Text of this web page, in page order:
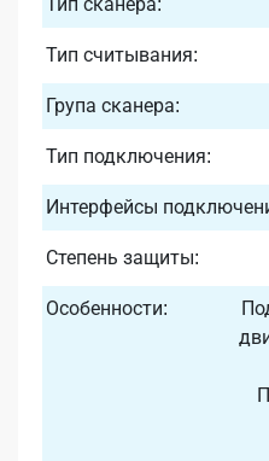
Тип сканера:
Тип считывания:
Група сканера:
Тип подключения:
Интерфейсы
Степень защиты:
Особенности: